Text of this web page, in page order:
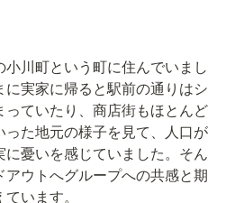
川町という町に住んでいまし
実家に帰ると駅前の通りはシ
っていたり、商店街もほとんど
た地元の様子を見て、人口が
憂いを感じていました。そん
ウトへグループへの共感と期
います。